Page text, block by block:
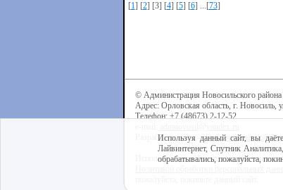
[1] [2] [3] [4] [5] [6] ...[73]
© Администрация Новосильского
Адрес: Орловская область, г. Новосиль,
Телефон: +7 (48673) 2-12-52
Разработка сайта -Центр интернет-
Используя данный сайт, вы даёте
Используя данный сайт, вы
Лайвинтернет, Спутник
обрабатывались, пожалуйста,